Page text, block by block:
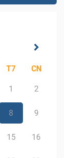
T7 CN
1 2
8 9
15 16